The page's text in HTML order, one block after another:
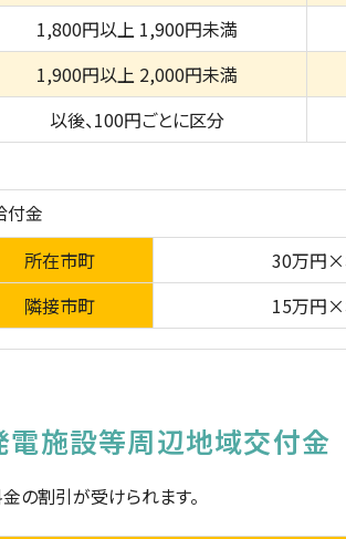
1,800円以上 1,900円未満
1,900円以上 2,000円未満
以後、100円ごとに区分
付金
所在市町
30万円×
隣接市町
15万円
施設等周辺地域交付金
の割引が受けられます。